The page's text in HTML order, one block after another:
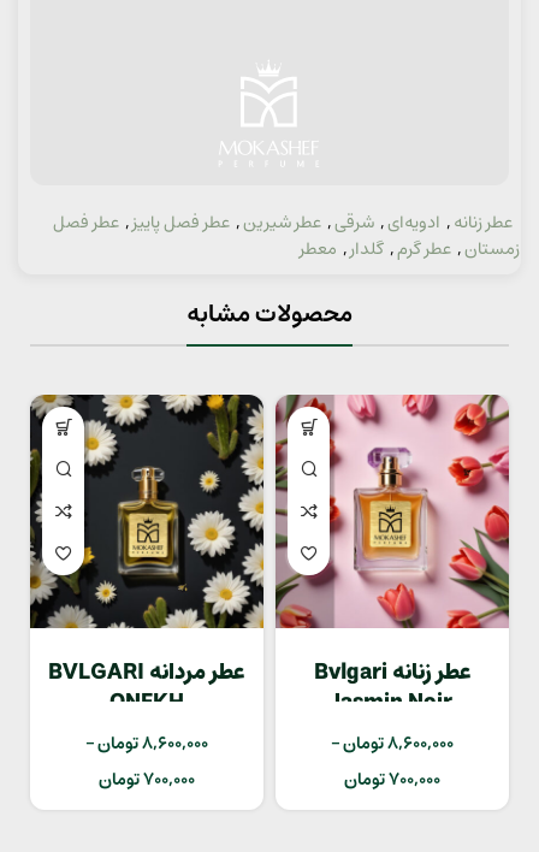
عطر زنانه, ادویه‌ای, شرقی, عطر شیرین, عطر فصل پاییز, عطر فصل
زمستان, عطر گرم, گلدار, معطر
محصولات مشابه
عطر زنانه Bvlgari
Jasmin Noir
8,600,000تومان–
700,000تومان
عطر مردانه BVLGARI
ONEKH
8,600,000تومان–
700,000تومان